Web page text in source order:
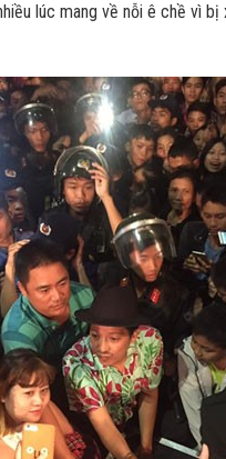
lúc mang về nỗi ê chề vì